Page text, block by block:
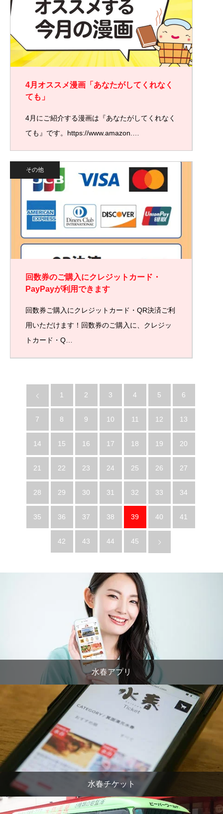
4月オススメ漫画「あなたがしてくれなく
ても」
4月にご紹介する漫画は『あなたがしてくれなく
ても』です。https://www.amazon.…
その他
回数券のご購入にクレジットカード・
PayPayが利用できます
回数券ご購入にクレジットカード・QR決済ご利
用いただけます！回数券のご購入に、クレジッ
トカード・Q…
1 2 3 4 5 6
7 8 9 10 11 12 13
14 15 16 17 18 19 20
21 22 23 24 25 26 27
28 29 30 31 32 33 34
35 36 37 38 39 40 41
42 43 44 45
水春アプリ
水春チケット